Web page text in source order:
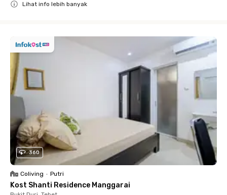
Lihat info lebih banyak
360
Coliving • Putri
Kost Shanti Residence Manggarai